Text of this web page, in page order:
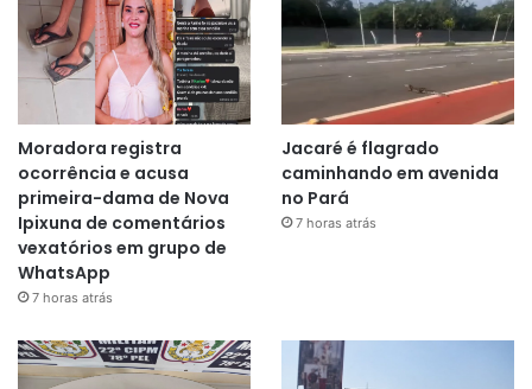
Moradora registra
ocorrência e acusa
primeira-dama de Nova
Ipixuna de comentários
vexatórios em grupo de
WhatsApp
7 horas atrás
Jacaré é flagrado
caminhando em avenida
no Pará
7 horas atrás